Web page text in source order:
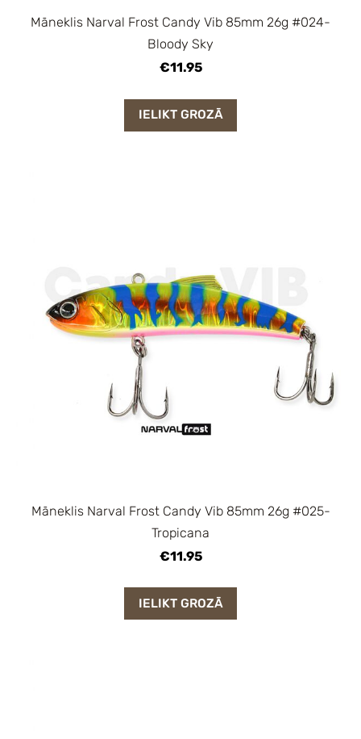
Māneklis Narval Frost Candy Vib 85mm 26g #024-
Bloody Sky
€11.95
IELIKT GROZĀ
Māneklis Narval Frost Candy Vib 85mm 26g #025-
Tropicana
€11.95
IELIKT GROZĀ